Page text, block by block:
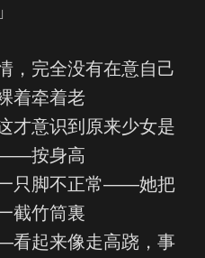
完全没有在意自己
着牵着老
意识到原来少女是
——按身高
只脚不正常——她把
截竹筒裏
起来像走高跷，事